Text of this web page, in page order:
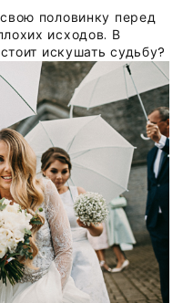
половинку перед
исходов. В
искушать судьбу?